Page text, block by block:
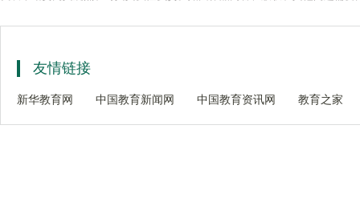
友情链接
新华教育网 中国教育新闻网 中国教育资讯网 教育之家